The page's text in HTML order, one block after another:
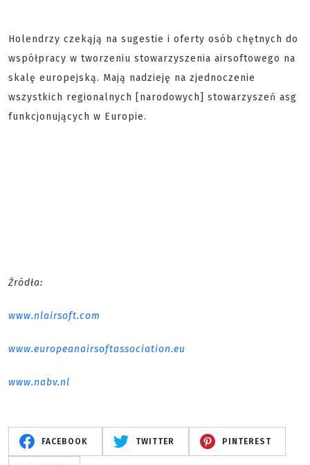
Holendrzy czekąją na sugestie i oferty osób chętnych do
współpracy w tworzeniu stowarzyszenia airsoftowego na
skalę europejską. Mają nadzieję na zjednoczenie
wszystkich regionalnych [narodowych] stowarzyszeń asg
funkcjonujących w Europie.
Źródła:
www.nlairsoft.com
www.europeanairsoftassociation.eu
www.nabv.nl
FACEBOOK TWITTER PINTEREST